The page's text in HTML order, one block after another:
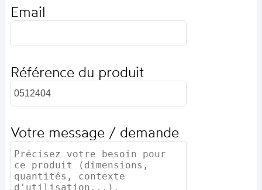
Email
Référence du produit
Votre message / demande